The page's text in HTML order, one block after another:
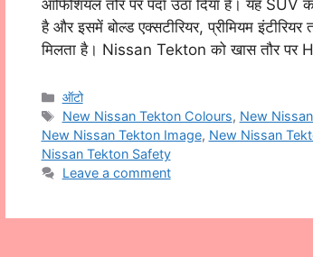
ऑफिशियल तौर पर पर्दा उठा दिया है। यह SUV
है और इसमें बोल्ड एक्सटीरियर, प्रीमियम
मिलता है। Nissan Tekton को खास तौर पर
Categories
ऑटो
Tags
New Nissan Tekton Colours, New
New Nissan Tekton Image, New Nissan
Nissan Tekton Safety
Leave a comment